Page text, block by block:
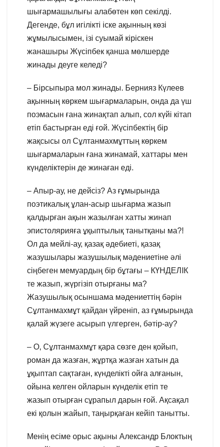
шығармашылығы алабөтен көп секілді.
Дегенде, бұл игілікті іске ақынның көзі
жұмылысымен, ізі суымай кіріскен
жанашыры Жүсіпбек қанша мөлшерде
жинады деуге келеді?
– Бірсыпыра мол жинады. Бернияз Күлеев
ақынның көркем шығармаларын, онда да үш
поэмасын ғана жинақтап алып, сол күйі кітап
етіп бастырған еді ғой. Жүсіпбектің бір
жақсысы ол Сұлтанмахмұттың көркем
шығармаларын ғана жинамай, хаттары мен
күнделіктерін де жинаған еді.
– Апыр-ау, не дейсіз? Аз ғұмырында
поэтикалық ұлан-асыр шығарма жазып
қалдырған ақын жазылған хатты жинап
эпистолярияға ұқыптылық танытқаны ма?!
Ол да мейлі-ау, қазақ әдебиеті, қазақ
жазушылары жазушылық мәдениетіне әлі
сіңбеген мемуардың бір бұтағы – КҮНДЕЛІК
те жазып, жүргізіп отырғаны ма?
Жазушылық осыншама мәдениеттің бәрін
Сұлтанмахмұт қайдан үйреніп, аз ғұмырында
қалай жүзеге асырып үлгерген, бәтір-ау?
– О, Сұлтанмахмұт қара сөзге ден қойып,
роман да жазған, жұртқа жазған хатын да
ұқыптап сақтаған, күнделікті ойға алғанын,
ойына келген ойларын күнделік етіп те
жазып отырған сұрапыл дарын ғой. Ақсақал
екі қолын жайып, таңырқаған кейіп танытты.
Менің есіме орыс ақыны Александр Блоктың